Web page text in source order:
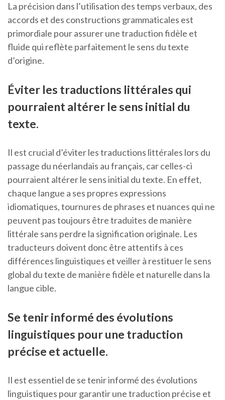
La précision dans l’utilisation des temps verbaux, des
accords et des constructions grammaticales est
primordiale pour assurer une traduction fidèle et
fluide qui reflète parfaitement le sens du texte
d’origine.
Éviter les traductions littérales qui
pourraient altérer le sens initial du
texte.
Il est crucial d’éviter les traductions littérales lors du
passage du néerlandais au français, car celles-ci
pourraient altérer le sens initial du texte. En effet,
chaque langue a ses propres expressions
idiomatiques, tournures de phrases et nuances qui ne
peuvent pas toujours être traduites de manière
littérale sans perdre la signification originale. Les
traducteurs doivent donc être attentifs à ces
différences linguistiques et veiller à restituer le sens
global du texte de manière fidèle et naturelle dans la
langue cible.
Se tenir informé des évolutions
linguistiques pour une traduction
précise et actuelle.
Il est essentiel de se tenir informé des évolutions
linguistiques pour garantir une traduction précise et